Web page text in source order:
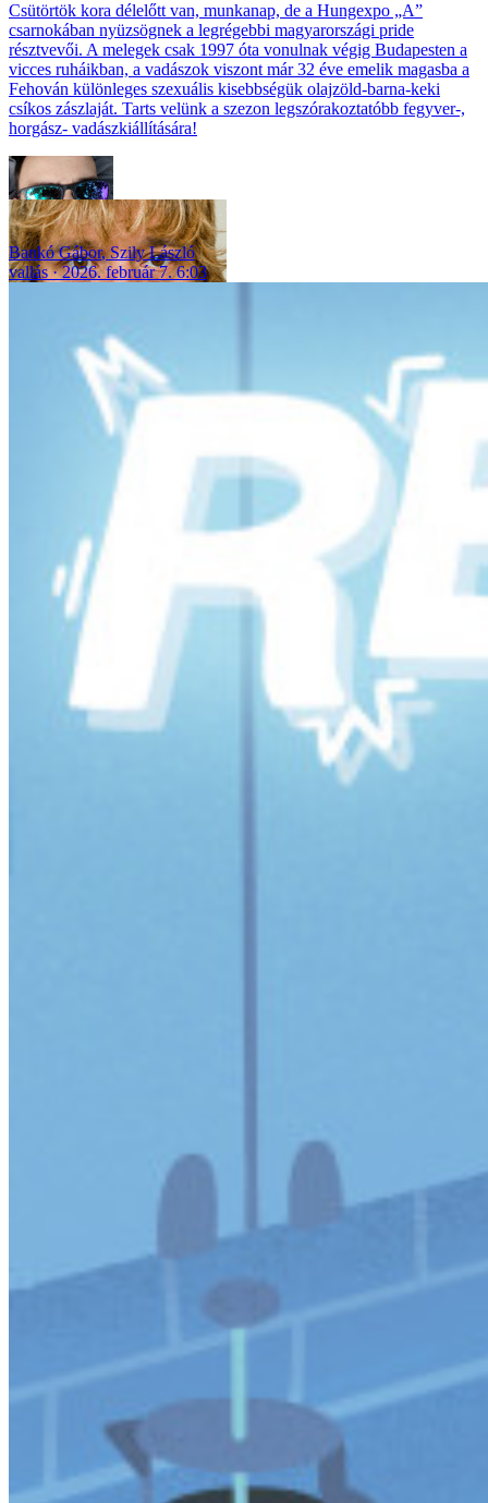
Csütörtök kora délelőtt van, munkanap, de a Hungexpo „A”
csarnokában nyüzsögnek a legrégebbi magyarországi pride
résztvevői. A melegek csak 1997 óta vonulnak végig Budapesten a
vicces ruháikban, a vadászok viszont már 32 éve emelik magasba a
Fehován különleges szexuális kisebbségük olajzöld-barna-keki
csíkos zászlaját. Tarts velünk a szezon legszórakoztatóbb fegyver-,
horgász- vadászkiállítására!
Bankó Gábor, Szily László
vallás
2026. február 7. 6:03